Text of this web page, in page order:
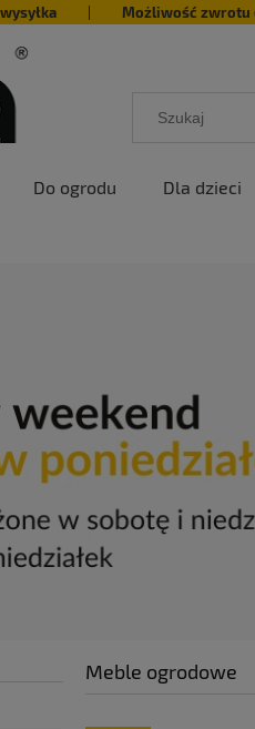
Możliwość zwrotu
Do ogrodu Dla dzieci
Meble ogrodowe